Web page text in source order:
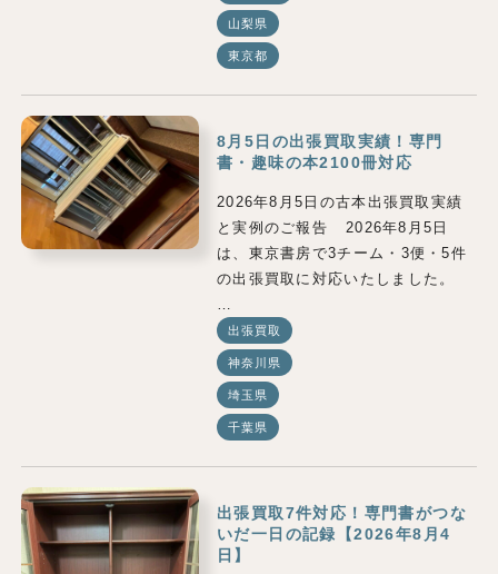
山梨県
東京都
8月5日の出張買取実績！専門
書・趣味の本2100冊対応
2026年8月5日の古本出張買取実績
と実例のご報告 2026年8月5日
は、東京書房で3チーム・3便・5件
の出張買取に対応いたしました。
出張買取
神奈川県
埼玉県
千葉県
出張買取7件対応！専門書がつな
いだ一日の記録【2026年8月4
日】